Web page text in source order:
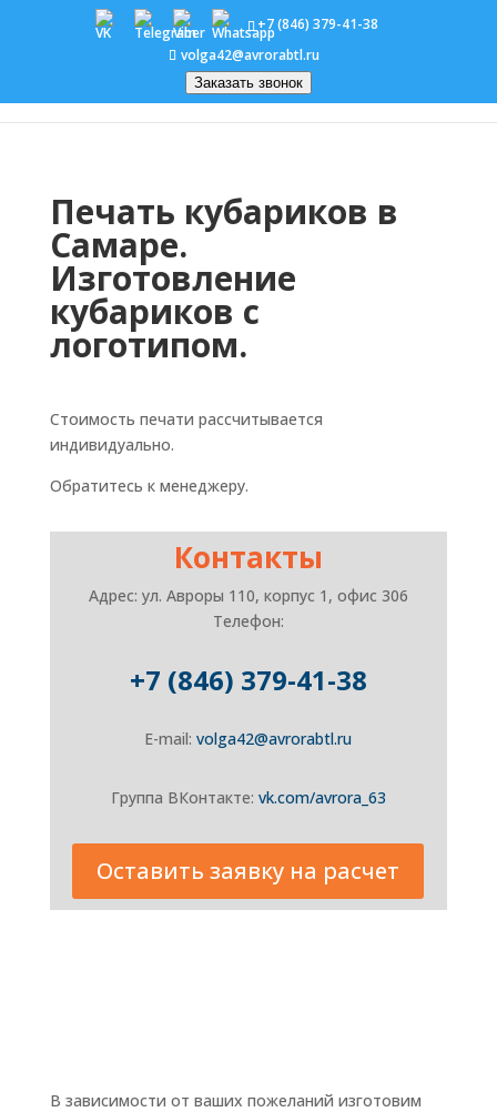
+7 (846) 379-41-38
volga42@avrorabtl.ru
Заказать звонок
Печать кубариков в
Самаре.
Изготовление
кубариков с
логотипом.
Стоимость печати рассчитывается
индивидуально.
Обратитесь к менеджеру.
Контакты
Адрес: ул. Авроры 110, корпус 1, офис 306
Телефон:
+7 (846) 379-41-38
E-mail:volga42@avrorabtl.ru
Группа ВКонтакте: vk.com/avrora_63
Оставить заявку на расчет
В зависимости от ваших пожеланий изготовим